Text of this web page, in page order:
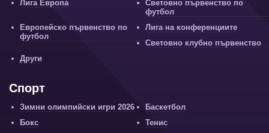
Лига Европа
Световно първенство по
футбол
Европейско първенство по
футбол
Лига на конференциите
Световно клубно първенство
Други
Спорт
Зимни олимпийски игри 2026
Баскетбол
Бокс
Тенис